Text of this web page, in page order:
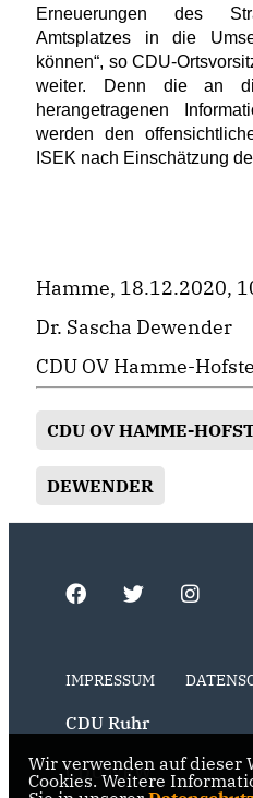
Erneuerungen des
Amtsplatzes in die
können“, so CDU-
weiter. Denn die an
herangetragenen
werden den
ISEK nach Einschätzung
Hamme, 18.12.2020,
Dr. Sascha Dewender
CDU OV Hamme-
CDU OV HAMME-
DEWENDER
IMPRESSUM
CDU Ruhr
CDU NRW
Wir verwenden auf dieser
Cookies. Weitere